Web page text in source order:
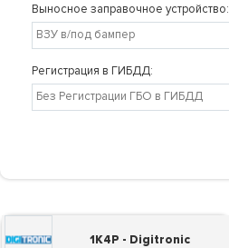
Выносное заправочное устройство:
Регистрация в ГИБДД:
1K4P - Digitronic